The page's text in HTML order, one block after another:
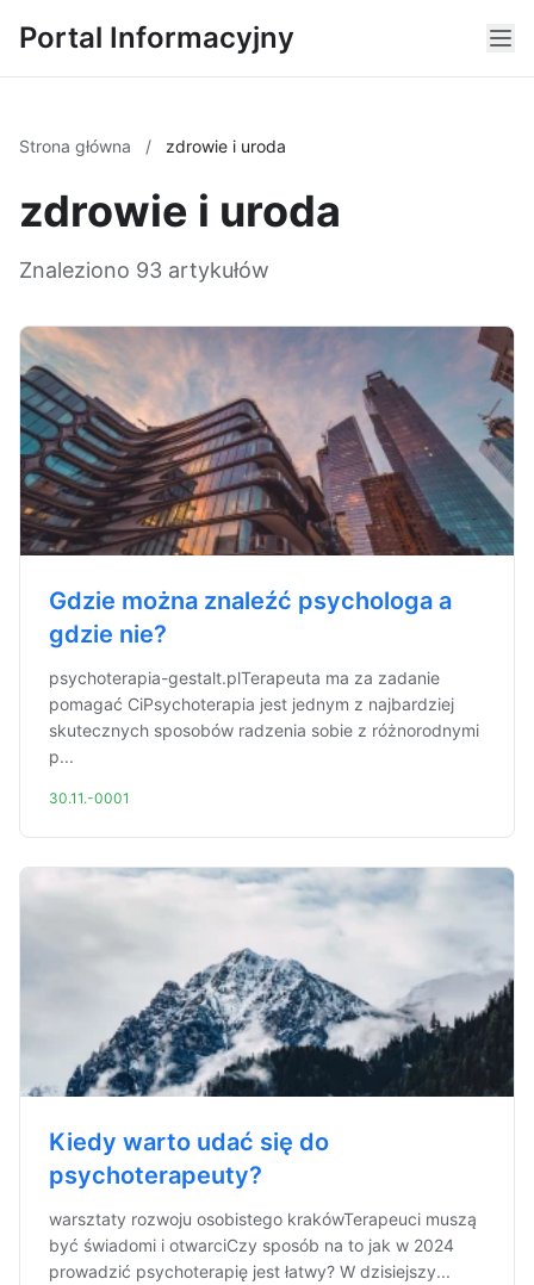
Portal Informacyjny
Strona główna / zdrowie i uroda
zdrowie i uroda
Znaleziono 93 artykułów
Gdzie można znaleźć psychologa a
gdzie nie?
psychoterapia-gestalt.plTerapeuta ma za zadanie
pomagać CiPsychoterapia jest jednym z najbardziej
skutecznych sposobów radzenia sobie z różnorodnymi
p...
30.11.-0001
Kiedy warto udać się do
psychoterapeuty?
warsztaty rozwoju osobistego krakówTerapeuci muszą
być świadomi i otwarciCzy sposób na to jak w 2024
prowadzić psychoterapię jest łatwy? W dzisiejszy...